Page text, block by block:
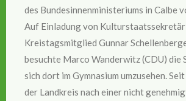
des Bundesinnenministeriums in Calbe
Auf Einladung von Kulturstaatssekretär
Kreistagsmitglied Gunnar
besuchte Marco Wanderwitz (CDU) die
sich dort im Gymnasium umzusehen.
der Landkreis nach einer nicht